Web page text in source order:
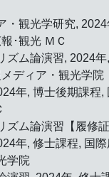
・観光学研究, 2024
･観光 ＭＣ
ズム論演習, 2024年
ディア・観光学院
年, 博士後期課程,
ズム論演習【履修
年, 修士課程, 国際
学院